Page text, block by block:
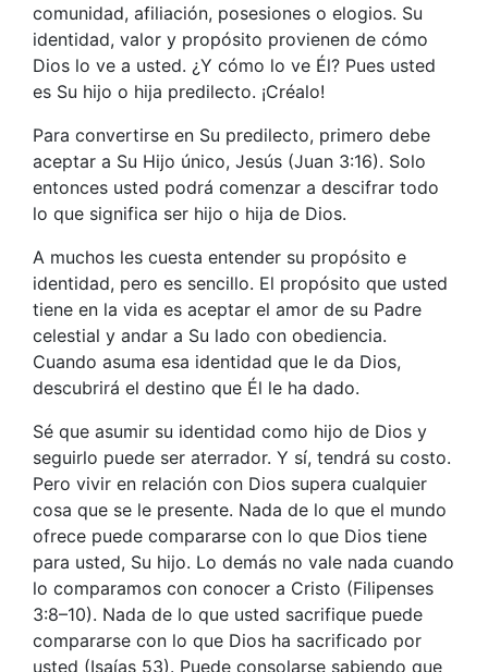
comunidad, afiliación, posesiones o elogios. Su
identidad, valor y propósito provienen de cómo
Dios lo ve a usted. ¿Y cómo lo ve Él? Pues usted
es Su hijo o hija predilecto. ¡Créalo!
Para convertirse en Su predilecto, primero debe
aceptar a Su Hijo único, Jesús (Juan 3:16). Solo
entonces usted podrá comenzar a descifrar todo
lo que significa ser hijo o hija de Dios.
A muchos les cuesta entender su propósito e
identidad, pero es sencillo. El propósito que usted
tiene en la vida es aceptar el amor de su Padre
celestial y andar a Su lado con obediencia.
Cuando asuma esa identidad que le da Dios,
descubrirá el destino que Él le ha dado.
Sé que asumir su identidad como hijo de Dios y
seguirlo puede ser aterrador. Y sí, tendrá su costo.
Pero vivir en relación con Dios supera cualquier
cosa que se le presente. Nada de lo que el mundo
ofrece puede compararse con lo que Dios tiene
para usted, Su hijo. Lo demás no vale nada cuando
lo comparamos con conocer a Cristo (Filipenses
3:8–10). Nada de lo que usted sacrifique puede
compararse con lo que Dios ha sacrificado por
usted (Isaías 53). Puede consolarse sabiendo que